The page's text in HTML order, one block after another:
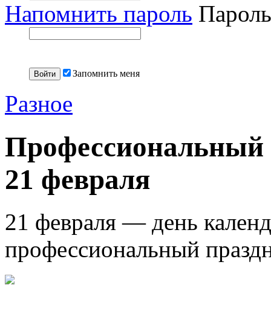
Напомнить пароль
Запомнить меня
Разное
Профессиональный
21 февраля
21 февраля — день
профессиональный